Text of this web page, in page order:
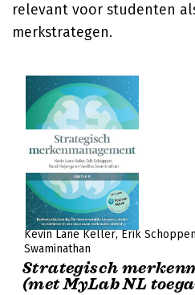
relevant voor studenten
merkstrategen.
Kevin Lane Keller Erik Schoppen
Swaminathan
Strategisch
(met MyLab NL